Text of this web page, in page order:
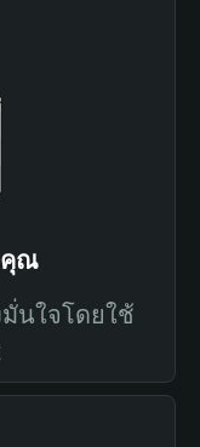
คุณ
นใจโดยใช้